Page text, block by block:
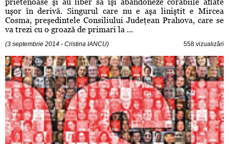
prietenoase şi au liber să îşi abandoneze corăbiile aflate
uşor în derivă. Singurul care nu e aşa liniştit e Mircea
Cosma, preşedintele Consiliului Judeţean Prahova, care se
va trezi cu o groază de primari la ...
(3 septembrie 2014 - Cristina IANCU) 558 vizualizări